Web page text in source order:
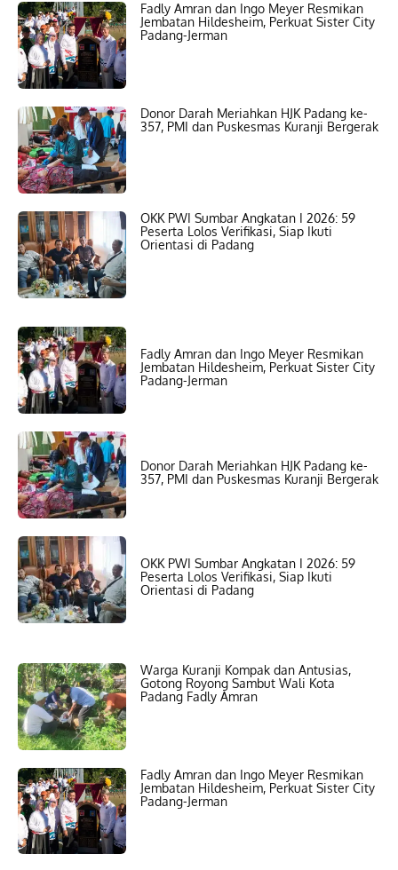
Fadly Amran dan Ingo Meyer Resmikan
Jembatan Hildesheim, Perkuat Sister City
Padang-Jerman
Donor Darah Meriahkan HJK Padang ke-
357, PMI dan Puskesmas Kuranji Bergerak
OKK PWI Sumbar Angkatan I 2026: 59
Peserta Lolos Verifikasi, Siap Ikuti
Orientasi di Padang
Fadly Amran dan Ingo Meyer Resmikan
Jembatan Hildesheim, Perkuat Sister City
Padang-Jerman
Donor Darah Meriahkan HJK Padang ke-
357, PMI dan Puskesmas Kuranji Bergerak
OKK PWI Sumbar Angkatan I 2026: 59
Peserta Lolos Verifikasi, Siap Ikuti
Orientasi di Padang
Warga Kuranji Kompak dan Antusias,
Gotong Royong Sambut Wali Kota
Padang Fadly Amran
Fadly Amran dan Ingo Meyer Resmikan
Jembatan Hildesheim, Perkuat Sister City
Padang-Jerman